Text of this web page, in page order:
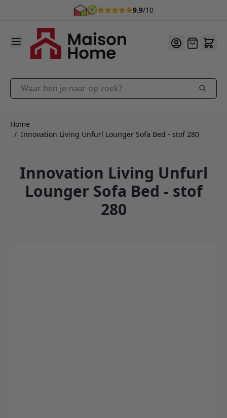
9.9/10
Ga naar de inhoud
Offerte
Waar ben je naar op zoek?
Home
/ Innovation Living Unfurl Lounger Sofa Bed - stof 280
Innovation Living Unfurl
Lounger Sofa Bed - stof
280